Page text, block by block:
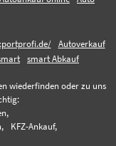
Autoverkauf
smart Abkauf
wiederfinden oder zu uns
KFZ-Ankauf,